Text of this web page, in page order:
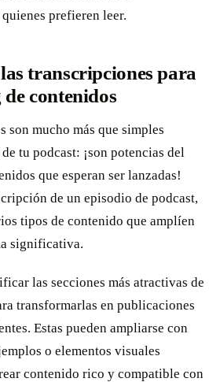
prefieren leer.
transcripciones para
contenidos
son mucho más que simples
tu podcast: ¡son potencias del
que esperan ser lanzadas!
de un episodio de podcast,
tipos de contenido que amplíen
significativa.
las secciones más atractivas de
transformarlas en publicaciones
Estas pueden ampliarse con
o elementos visuales
contenido rico y compatible con